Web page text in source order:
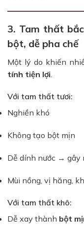
3. Tam thất
bột, dễ pha chế
Một lý do khiến
tính tiện lợi
Với tam thất tươi:
Nghiền khó
Không tạo bột mịn
Dễ dính nước → gây
Mùi nồng, vị hăng,
Với tam thất khô:
Dễ xay thành bột